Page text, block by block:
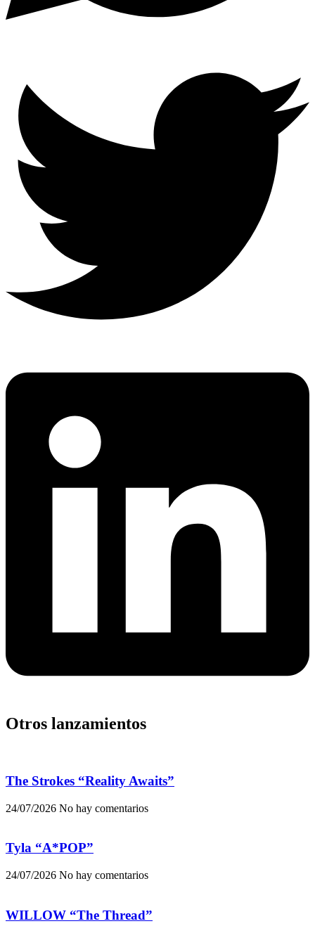
Otros lanzamientos
The Strokes “Reality Awaits”
24/07/2026 No hay comentarios
Tyla “A*POP”
24/07/2026 No hay comentarios
WILLOW “The Thread”